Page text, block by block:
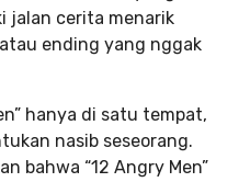
jalan cerita menarik
ending yang nggak
hanya di satu tempat,
nasib seseorang.
bahwa “12 Angry Men”